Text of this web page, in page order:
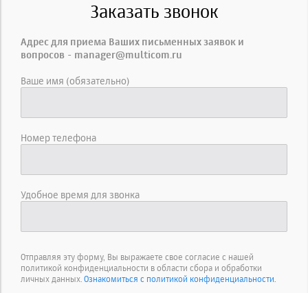
Заказать звонок
Адрес для приема Ваших письменных заявок и
вопросов - manager@multicom.ru
Ваше имя (обязательно)
Номер телефона
Удобное время для звонка
Отправляя эту форму, Вы выражаете свое согласие с нашей
политикой конфиденциальности в области сбора и обработки
личных данных. Ознакомиться с политикой конфиденциальности.